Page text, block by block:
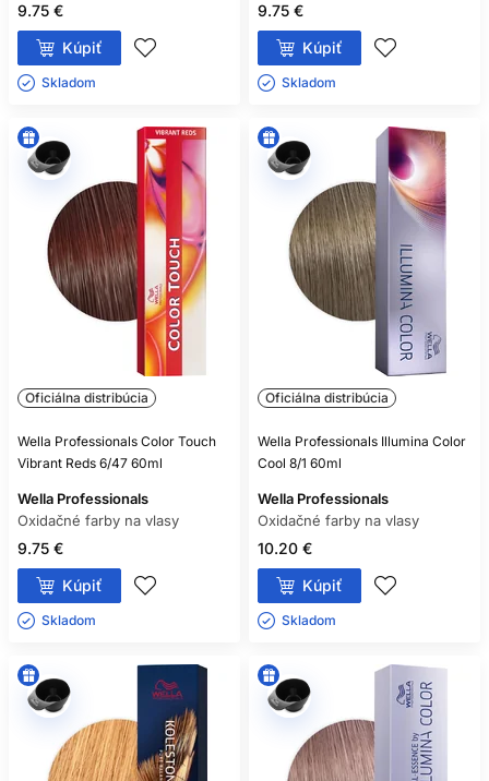
9.75 €
Kúpiť
Skladom ㅤ
9.75 €
Kúpiť
Skladom ㅤ
Oficiálna distribúcia
Wella Professionals Color Touch
Vibrant Reds 6/47 60ml
Wella Professionals
Oxidačné farby na vlasy
9.75 €
Kúpiť
Skladom ㅤ
Oficiálna distribúcia
Wella Professionals Illumina Color
Cool 8/1 60ml
Wella Professionals
Oxidačné farby na vlasy
10.20 €
Kúpiť
Skladom ㅤ